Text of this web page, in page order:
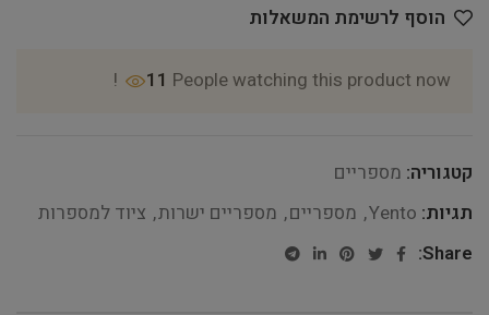
הוסף לרשימת המשאלות
11 People watching this product now!
קטגוריה: מספריים
תגיות: Yento
, מספריים, מספריים ישרות, ציוד למספרות
Share: